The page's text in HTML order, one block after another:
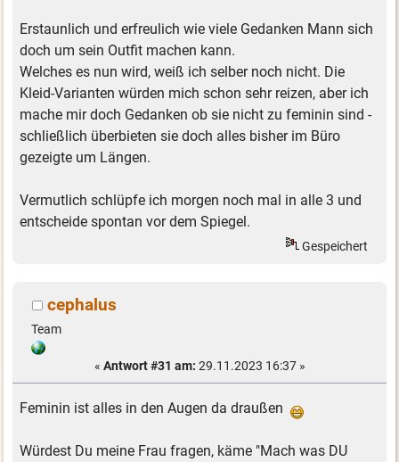
Erstaunlich und erfreulich wie viele Gedanken Mann sich
doch um sein Outfit machen kann.
Welches es nun wird, weiß ich selber noch nicht. Die
Kleid-Varianten würden mich schon sehr reizen, aber ich
mache mir doch Gedanken ob sie nicht zu feminin sind -
schließlich überbieten sie doch alles bisher im Büro
gezeigte um Längen.
Vermutlich schlüpfe ich morgen noch mal in alle 3 und
entscheide spontan vor dem Spiegel.
Gespeichert
cephalus
Team
« Antwort #31 am: 29.11.2023 16:37 »
Feminin ist alles in den Augen da draußen
Würdest Du meine Frau fragen, käme "Mach was DU